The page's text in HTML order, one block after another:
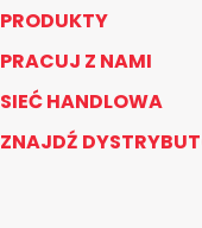
PRODUKTY
PRACUJ Z NAMI
SIEĆ HANDLOWA
ZNAJDŹ